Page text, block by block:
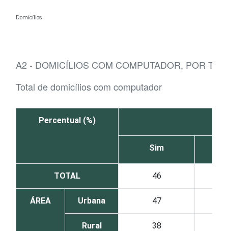
Domicílios
A2 - DOMICÍLIOS COM COMPUTADOR, POR
Total de domicílios com computador
Percentual (%)
Sim
TOTAL 46
ÁREA Urbana 47
Rural 38